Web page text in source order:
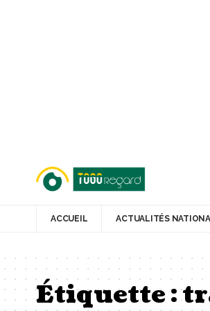
ACCUEIL ACTUALITÉS
Étiquette :